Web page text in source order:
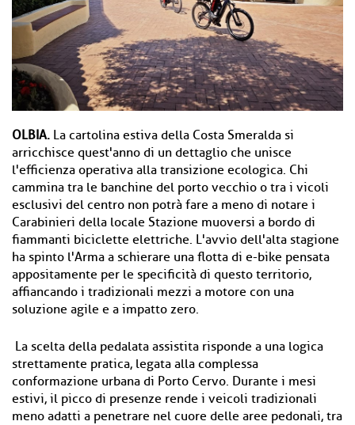
OLBIA. La cartolina estiva della Costa Smeralda si
arricchisce quest'anno di un dettaglio che unisce
l'efficienza operativa alla transizione ecologica. Chi
cammina tra le banchine del porto vecchio o tra i vicoli
esclusivi del centro non potrà fare a meno di notare i
Carabinieri della locale Stazione muoversi a bordo di
fiammanti biciclette elettriche. L'avvio dell'alta stagione
ha spinto l'Arma a schierare una flotta di e-bike pensata
appositamente per le specificità di questo territorio,
affiancando i tradizionali mezzi a motore con una
soluzione agile e a impatto zero.
La scelta della pedalata assistita risponde a una logica
strettamente pratica, legata alla complessa
conformazione urbana di Porto Cervo. Durante i mesi
estivi, il picco di presenze rende i veicoli tradizionali
meno adatti a penetrare nel cuore delle aree pedonali, tra